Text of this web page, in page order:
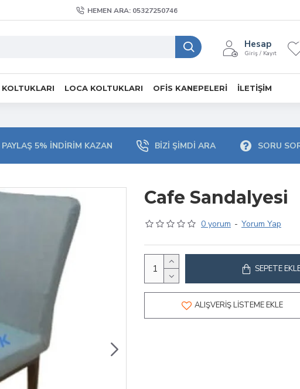
HEMEN ARA: 05327250746
Hesap
Giriş / Kayıt
LOCA KOLTUKLARI OFIS KANEPELERI İLETIŞIM
PAYLAŞ 5% İNDIRIM KAZAN BIZI ŞIMDI ARA SORU
Cafe Sandalyesi
0 yorum - Yorum Yap
SEPETE
ALIŞVERIŞ LISTEME EKLE